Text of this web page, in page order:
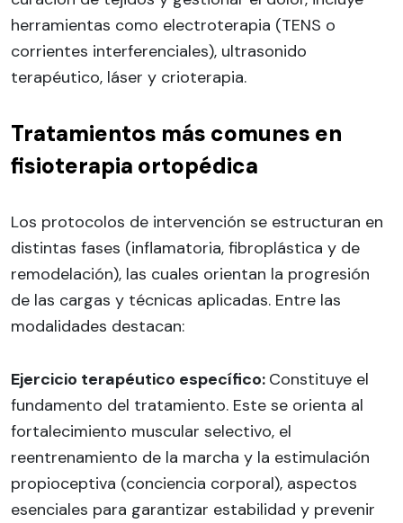
herramientas como electroterapia (TENS o
corrientes interferenciales), ultrasonido
terapéutico, láser y crioterapia.
Tratamientos más comunes en
fisioterapia ortopédica
Los protocolos de intervención se estructuran en
distintas fases (inflamatoria, fibroplástica y de
remodelación), las cuales orientan la progresión
de las cargas y técnicas aplicadas. Entre las
modalidades destacan:
Ejercicio terapéutico específico: Constituye el
fundamento del tratamiento. Este se orienta al
fortalecimiento muscular selectivo, el
reentrenamiento de la marcha y la estimulación
propioceptiva (conciencia corporal), aspectos
esenciales para garantizar estabilidad y prevenir